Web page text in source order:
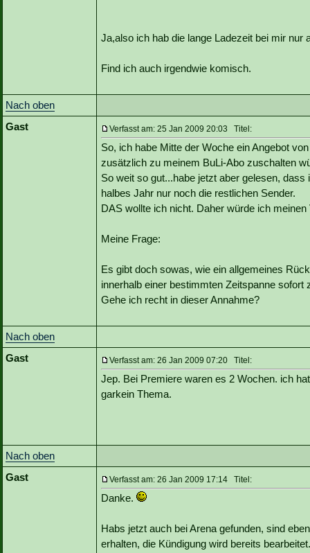
Ja,also ich hab die lange Ladezeit bei mir
Find ich auch irgendwie komisch.
Nach oben
Gast
Verfasst am: 25 Jan 2009 20:03 Titel:
So, ich habe Mitte der Woche ein Angebot
zusätzlich zu meinem BuLi-Abo zuschalten
So weit so gut...habe jetzt aber gelesen,
halbes Jahr nur noch die restlichen Sender.
DAS wollte ich nicht. Daher würde ich
Meine Frage:
Es gibt doch sowas, wie ein allgemeines
innerhalb einer bestimmten Zeitspanne sofort
Gehe ich recht in dieser Annahme?
Nach oben
Gast
Verfasst am: 26 Jan 2009 07:20 Titel:
Jep. Bei Premiere waren es 2 Wochen. ich
garkein Thema.
Nach oben
Gast
Verfasst am: 26 Jan 2009 17:14 Titel:
Danke.
Habs jetzt auch bei Arena gefunden, sind
erhalten, die Kündigung wird bereits